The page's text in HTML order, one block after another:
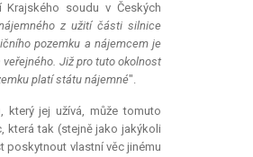
soudu v Českých
z užití části silnice
pozemku a nájemcem je
Již pro tuto okolnost
platí státu nájemné".
který jej užívá, může tomuto
která tak (stejně jako jakýkoli
poskytnout vlastní věc jinému